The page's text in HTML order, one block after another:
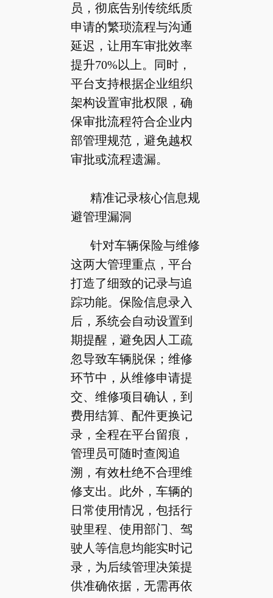
员，彻底告别传统纸质
申请的繁琐流程与沟通
延迟，让用车审批效率
提升70%以上。同时，
平台支持根据企业组织
架构设置审批权限，确
保审批流程符合企业内
部管理规范，避免越权
审批或流程遗漏。
精准记录核心信息规
避管理漏洞
针对车辆保险与维修
这两大管理重点，平台
打造了细致的记录与追
踪功能。保险信息录入
后，系统会自动设置到
期提醒，避免因人工疏
忽导致车辆脱保；维修
环节中，从维修申请提
交、维修项目确认，到
费用结算、配件更换记
录，全程在平台留痕，
管理员可随时查阅追
溯，有效杜绝不合理维
修支出。此外，车辆的
日常使用情况，包括行
驶里程、使用部门、驾
驶人等信息均能实时记
录，为后续管理决策提
供准确依据，无需再依